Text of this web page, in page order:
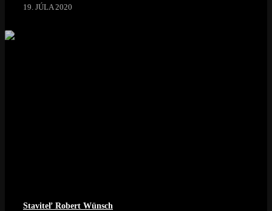
19. JÚLA 2020
Staviteľ Robert Wünsch